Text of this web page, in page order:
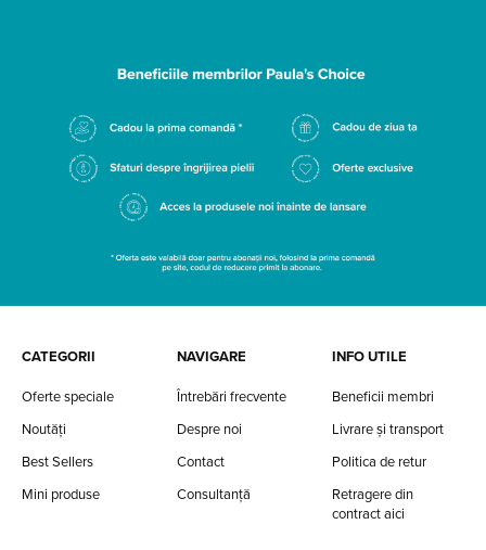
CATEGORII
Oferte speciale
Noutăți
Best Sellers
Mini produse
NAVIGARE
Întrebări frecvente
Despre noi
Contact
Consultanță
INFO UTILE
Beneficii membri
Livrare și transport
Politica de retur
Retragere din
contract aici